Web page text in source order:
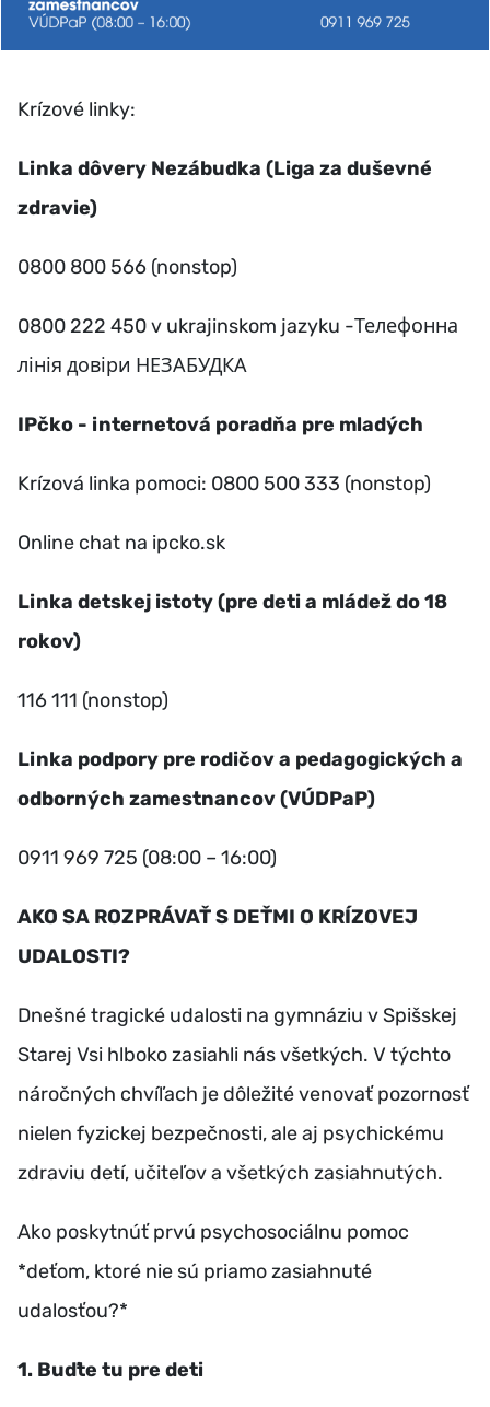
Krízové linky:
Linka dôvery Nezábudka (Liga za duševné
zdravie)
0800 800 566 (nonstop)
0800 222 450 v ukrajinskom jazyku -Телефонна
лінія довіри НЕЗАБУДКА
IPčko - internetová poradňa pre mladých
Krízová linka pomoci: 0800 500 333 (nonstop)
Online chat na ipcko.sk
Linka detskej istoty (pre deti a mládež do 18
rokov)
116 111 (nonstop)
Linka podpory pre rodičov a pedagogických a
odborných zamestnancov (VÚDPaP)
0911 969 725 (08:00 – 16:00)
AKO SA ROZPRÁVAŤ S DEŤMI O KRÍZOVEJ
UDALOSTI?
Dnešné tragické udalosti na gymnáziu v Spišskej
Starej Vsi hlboko zasiahli nás všetkých. V týchto
náročných chvíľach je dôležité venovať pozornosť
nielen fyzickej bezpečnosti, ale aj psychickému
zdraviu detí, učiteľov a všetkých zasiahnutých.
Ako poskytnúť prvú psychosociálnu pomoc
*deťom, ktoré nie sú priamo zasiahnuté
udalosťou?*
1️. Buďte tu pre deti